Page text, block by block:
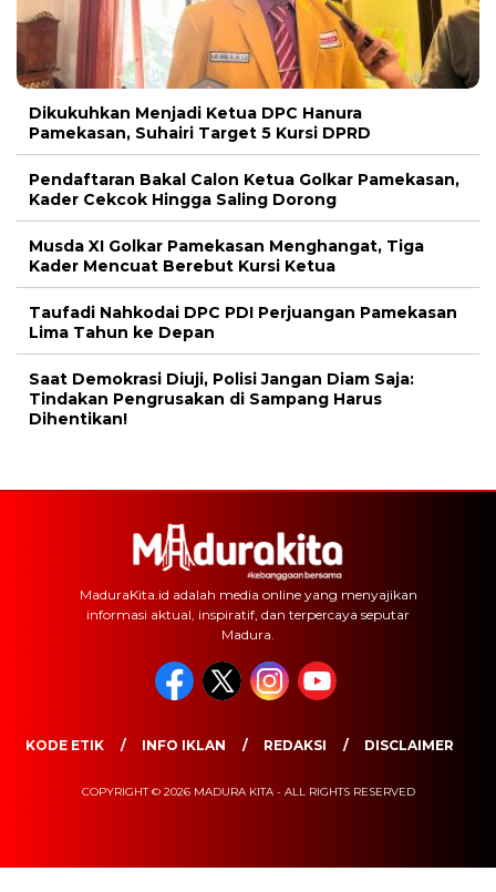
Dikukuhkan Menjadi Ketua DPC Hanura
Pamekasan, Suhairi Target 5 Kursi DPRD
Pendaftaran Bakal Calon Ketua Golkar Pamekasan,
Kader Cekcok Hingga Saling Dorong
Musda XI Golkar Pamekasan Menghangat, Tiga
Kader Mencuat Berebut Kursi Ketua
Taufadi Nahkodai DPC PDI Perjuangan Pamekasan
Lima Tahun ke Depan
Saat Demokrasi Diuji, Polisi Jangan Diam Saja:
Tindakan Pengrusakan di Sampang Harus
Dihentikan!
MaduraKita.id adalah media online yang menyajikan
informasi aktual, inspiratif, dan terpercaya seputar
Madura.
KODE ETIK INFO IKLAN REDAKSI DISCLAIMER
COPYRIGHT © 2026 MADURA KITA - ALL RIGHTS RESERVED